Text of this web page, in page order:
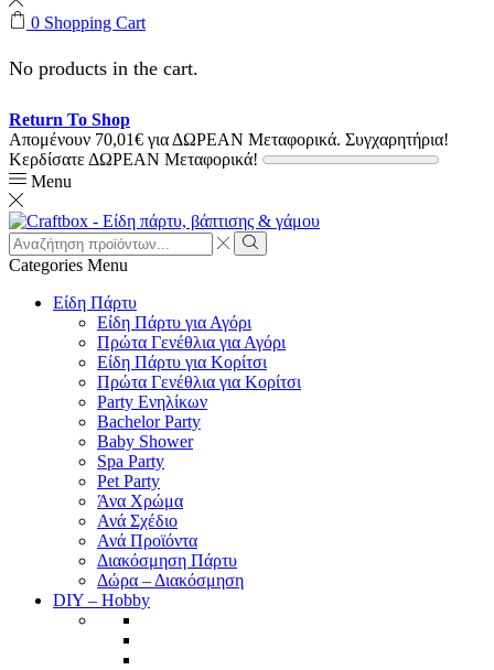
0 Shopping Cart
No products in the cart.
Return To Shop
Απομένουν 70,01€ για ΔΩΡΕΑΝ Μεταφορικά. Συγχαρητήρια!
Κερδίσατε ΔΩΡΕΑΝ Μεταφορικά!
Menu
Search
input
Search
Categories Menu
Είδη Πάρτυ
Είδη Πάρτυ για Αγόρι
Πρώτα Γενέθλια για Αγόρι
Είδη Πάρτυ για Κορίτσι
Πρώτα Γενέθλια για Κορίτσι
Party Ενηλίκων
Bachelor Party
Baby Shower
Spa Party
Pet Party
Άνα Χρώμα
Ανά Σχέδιο
Ανά Προϊόντα
Διακόσμηση Πάρτυ
Δώρα – Διακόσμηση
DIY – Hobby